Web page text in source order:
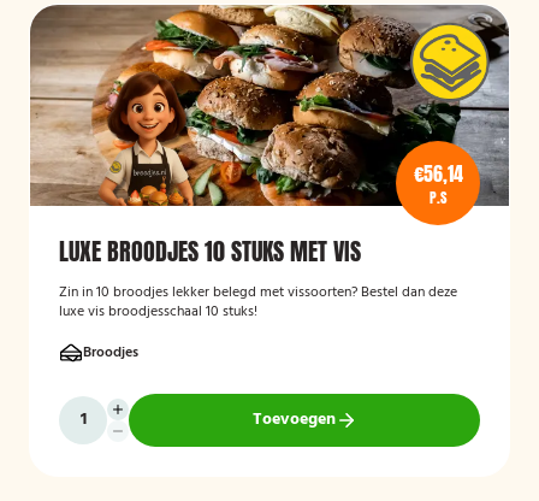
€56,14
P.S
LUXE BROODJES 10 STUKS MET VIS
Zin in 10 broodjes lekker belegd met vissoorten? Bestel dan deze
luxe vis broodjesschaal 10 stuks!
Broodjes
Toevoegen